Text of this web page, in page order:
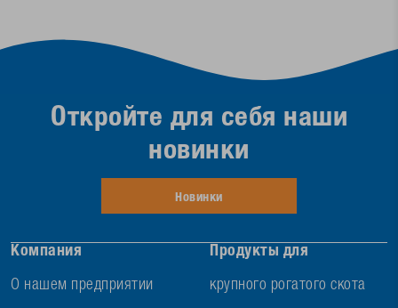
Компания
О нашем предприятии
Продукты для
крупного рогатого скота
Откройте для себя наши
новинки
Новинки